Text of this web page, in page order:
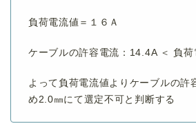
負荷電流値＝１６Ａ
ケーブルの許容電流：14.4A ＜ 負
よって負荷電流値よりケーブルの許
め2.0㎜にて選定不可と判断する